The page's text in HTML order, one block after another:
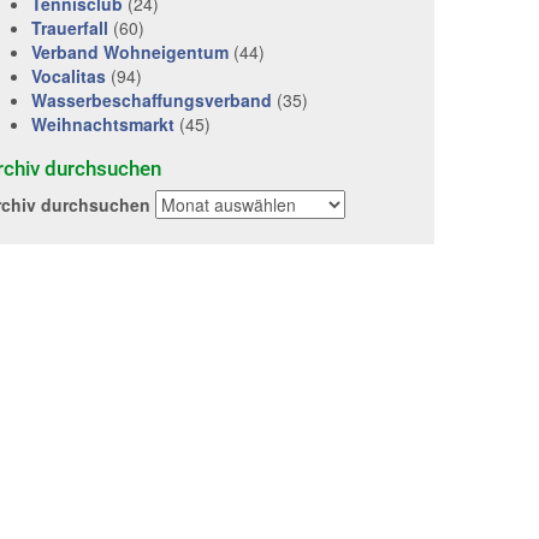
Trauerfall (60)
Verband Wohneigentum (44)
Vocalitas (94)
Wasserbeschaffungsverband (35)
Weihnachtsmarkt (45)
durchsuchen
durchsuchen